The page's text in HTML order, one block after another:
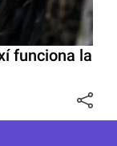
funciona la